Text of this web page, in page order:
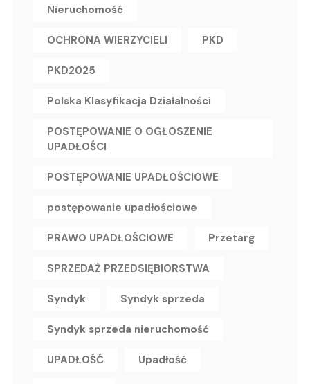
Nieruchomość
OCHRONA WIERZYCIELI PKD
PKD2025
Polska Klasyfikacja Działalności
POSTĘPOWANIE O OGŁOSZENIE
UPADŁOŚCI
POSTĘPOWANIE UPADŁOŚCIOWE
postępowanie upadłościowe
PRAWO UPADŁOŚCIOWE Przetarg
SPRZEDAŻ PRZEDSIĘBIORSTWA
Syndyk Syndyk sprzeda
Syndyk sprzeda nieruchomość
UPADŁOŚĆ Upadłość